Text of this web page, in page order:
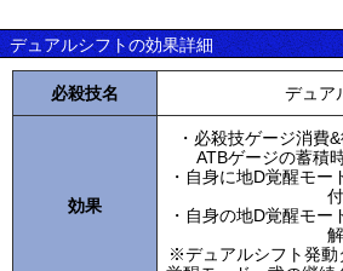
デュアルシフトの効果詳細
必殺技名 デュア
効果
・必殺技ゲージ消費
ATBゲージの蓄積
・自身に地D覚醒モ
・自身の地D覚醒モ
※デュアルシフト発動